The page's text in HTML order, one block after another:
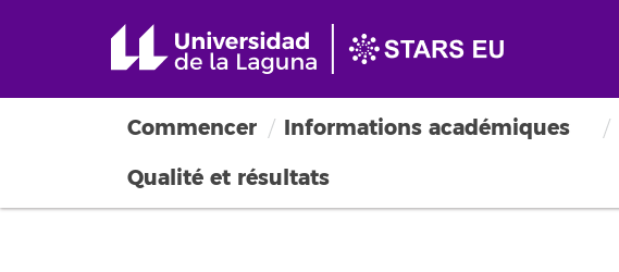
Commencer Informations académiques
Qualité et résultats